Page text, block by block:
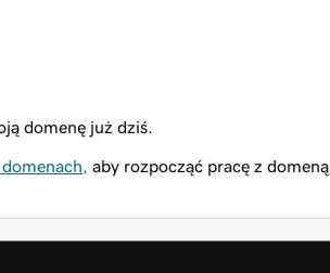
domenę już dziś.
aby rozpocząć pracę z domeną.